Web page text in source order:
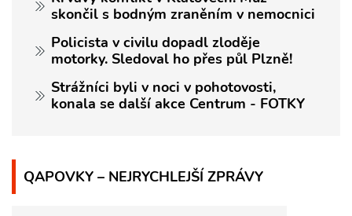
skončil s bodným zraněním v nemocnici
Policista v civilu dopadl zloděje
motorky. Sledoval ho přes půl Plzně!
Strážníci byli v noci v pohotovosti,
konala se další akce Centrum - FOTKY
QAPOVKY – NEJRYCHLEJŠÍ ZPRÁVY